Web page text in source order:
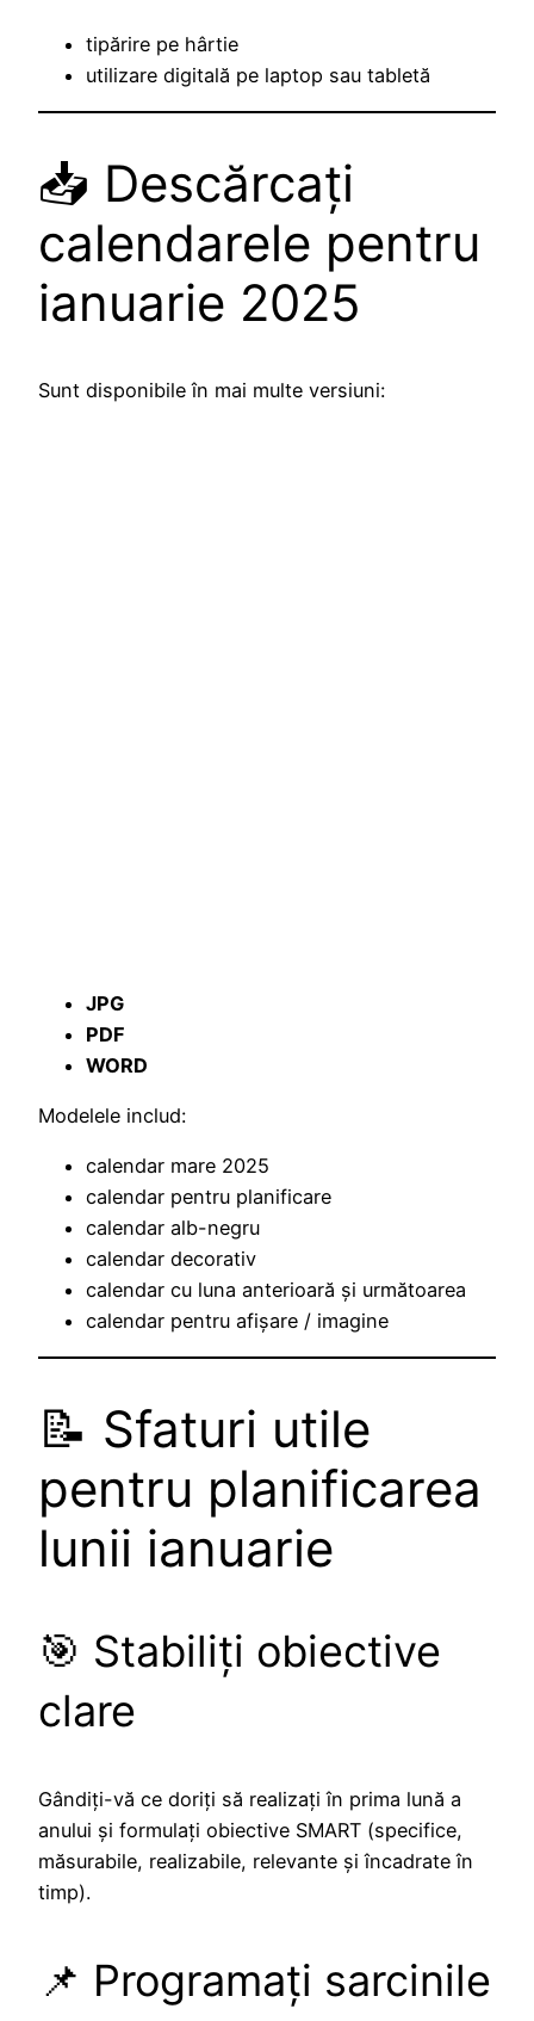
tipărire pe hârtie
utilizare digitală pe laptop sau tabletă
📥 Descărcați
calendarele pentru
ianuarie 2025
Sunt disponibile în mai multe versiuni:
JPG
PDF
WORD
Modelele includ:
calendar mare 2025
calendar pentru planificare
calendar alb-negru
calendar decorativ
calendar cu luna anterioară și următoarea
calendar pentru afișare / imagine
📝 Sfaturi utile
pentru planificarea
lunii ianuarie
🎯 Stabiliți obiective
clare
Gândiți-vă ce doriți să realizați în prima lună a
anului și formulați obiective SMART (specifice,
măsurabile, realizabile, relevante și încadrate în
timp).
📌 Programați sarcinile